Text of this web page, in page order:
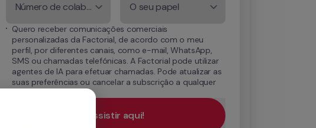
Número de colaboradores O seu papel
Quero receber comunicações comerciais
personalizadas da Factorial, de acordo com o meu
perfil, por diferentes canais, como e-mail, WhatsApp,
SMS ou chamadas telefónicas. A Factorial pode utilizar
agentes de IA para efetuar chamadas. Pode atualizar as
suas preferências ou cancelar a subscrição a qualquer
Assistir aqui!